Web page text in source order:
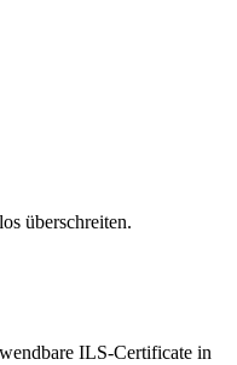
überschreiten.
ILS-Certificate in